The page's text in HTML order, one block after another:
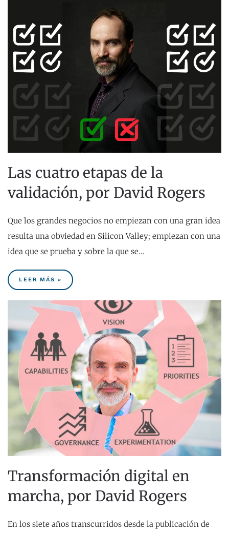
Las cuatro etapas de la
validación, por David Rogers
Que los grandes negocios no empiezan con una gran idea
resulta una obviedad en Silicon Valley; empiezan con una
idea que se prueba y sobre la que se…
LEER MÁS »
Transformación digital en
marcha, por David Rogers
En los siete años transcurridos desde la publicación de